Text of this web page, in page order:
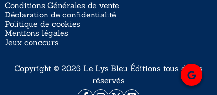
Conditions Générales de vente
Déclaration de confidentialité
Politique de cookies
Mentions légales
Jeux concours
Copyright © 2026 Le Lys Bleu Éditions tous droits
réservés